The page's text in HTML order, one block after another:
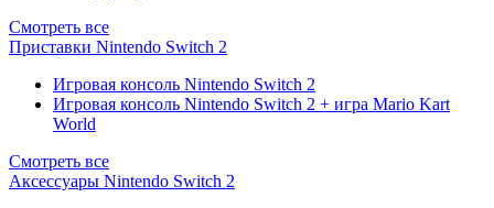
Смотреть все
Приставки Nintendo Switch 2
Игровая консоль Nintendo Switch 2
Игровая консоль Nintendo Switch 2 + игра Mario Kart
World
Смотреть все
Аксессуары Nintendo Switch 2